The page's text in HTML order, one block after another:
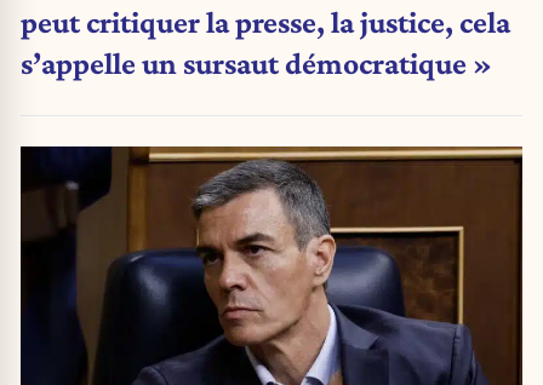
peut critiquer la presse, la justice, cela
s’appelle un sursaut démocratique »